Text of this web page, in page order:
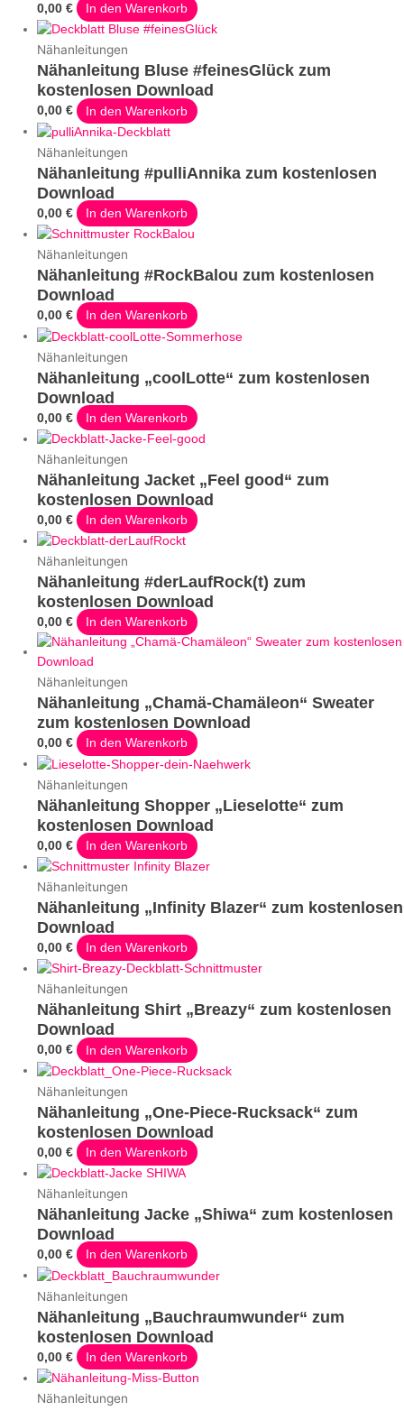
0,00€ In den Warenkorb
Nähanleitungen
Nähanleitung Bluse #feinesGlück zum
kostenlosen Download
0,00€ In den Warenkorb
Nähanleitungen
Nähanleitung #pulliAnnika zum kostenlosen
Download
0,00€ In den Warenkorb
Nähanleitungen
Nähanleitung #RockBalou zum kostenlosen
Download
0,00€ In den Warenkorb
Nähanleitungen
Nähanleitung „coolLotte“ zum kostenlosen
Download
0,00€ In den Warenkorb
Nähanleitungen
Nähanleitung Jacket „Feel good“ zum
kostenlosen Download
0,00€ In den Warenkorb
Nähanleitungen
Nähanleitung #derLaufRock(t) zum
kostenlosen Download
0,00€ In den Warenkorb
Nähanleitungen
Nähanleitung „Chamä-Chamäleon“ Sweater
zum kostenlosen Download
0,00€ In den Warenkorb
Nähanleitungen
Nähanleitung Shopper „Lieselotte“ zum
kostenlosen Download
0,00€ In den Warenkorb
Nähanleitungen
Nähanleitung „Infinity Blazer“ zum kostenlosen
Download
0,00€ In den Warenkorb
Nähanleitungen
Nähanleitung Shirt „Breazy“ zum kostenlosen
Download
0,00€ In den Warenkorb
Nähanleitungen
Nähanleitung „One-Piece-Rucksack“ zum
kostenlosen Download
0,00€ In den Warenkorb
Nähanleitungen
Nähanleitung Jacke „Shiwa“ zum kostenlosen
Download
0,00€ In den Warenkorb
Nähanleitungen
Nähanleitung „Bauchraumwunder“ zum
kostenlosen Download
0,00€ In den Warenkorb
Nähanleitungen